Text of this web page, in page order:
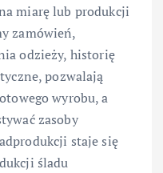
miarę lub produkcji
zamówień,
odzieży, historię
pozwalają
wyrobu, a
zasoby
staje się
śladu